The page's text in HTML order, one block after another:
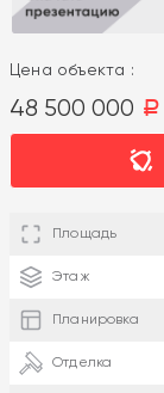
Цена объекта :
48 500 000 a
Площадь
Этаж
Планировка
Отделка